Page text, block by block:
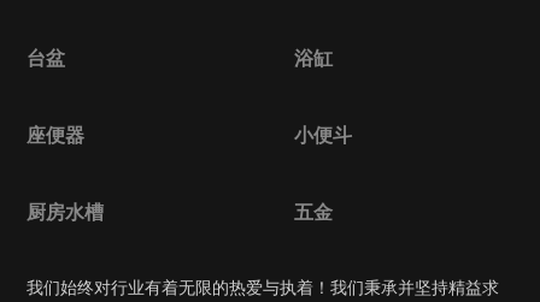
台盆 浴缸
座便器 小便斗
厨房水槽 五金
我们始终对行业有着无限的热爱与执着！我们秉承并坚持精益求